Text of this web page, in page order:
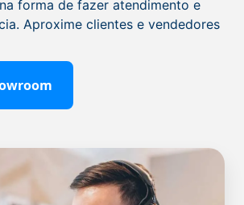
forma de fazer atendimento e
Aproxime clientes e vendedores